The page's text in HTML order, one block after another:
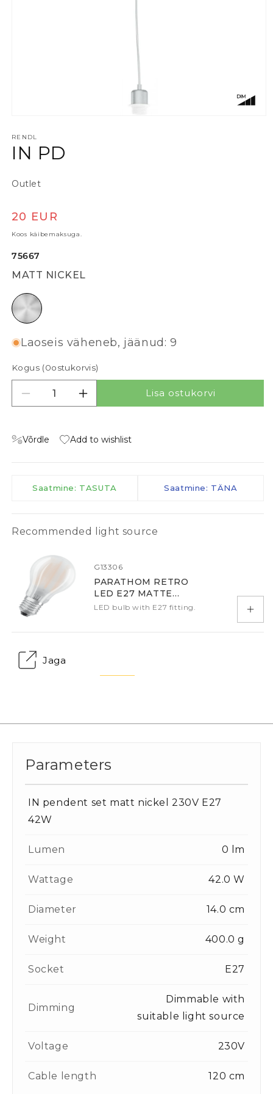
RENDL
IN PD
Outlet
Tavaline hind
20 EUR
Koos käibemaksuga.
75667
MATT NICKEL
matt nickel
Laoseis väheneb, jäänud: 9
Kogus (0ostukorvis)
Vähenda kogust tootele IN PD
Suurenda kogust tootele IN PD
Lisa ostukorvi
Võrdle Add to wishlist
Saatmine: TASUTA Saatmine: TÄNA
Recommended light source
G13306
PARATHOM RETRO
LED E27 MATTE
2700K DIMM
LED bulb with E27 fitting.
Add
Jaga
Parameters
IN pendent set matt nickel 230V E27
42W
Lumen 0 lm
Wattage 42.0 W
Diameter 14.0 cm
Weight 400.0 g
Socket E27
Dimming
Dimmable with
suitable light source
Voltage 230V
Cable length 120 cm